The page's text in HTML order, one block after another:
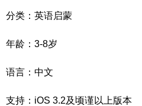
分类：英语启蒙
年龄：3-8岁
语言：中文
支持：iOS 3.2及顷谨以上版本